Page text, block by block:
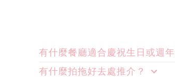
有什麼餐廳適合慶祝生日或週年
有什麼拍拖好去處推介？